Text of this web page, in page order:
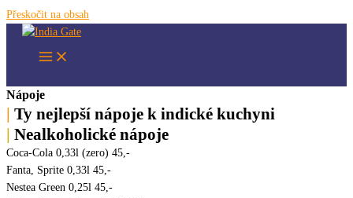
Přeskočit na obsah
Nápoje
Ty nejlepší nápoje k indické kuchyni
Nealkoholické nápoje
Coca-Cola 0,33l (zero) 45,-
Fanta, Sprite 0,33l 45,-
Nestea Green 0,25l 45,-